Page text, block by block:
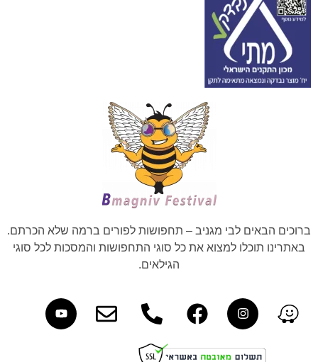
ברוכים הבאים לבי מגניב – תחפושות לפורים ברמה שלא הכרתם.
באתרינו תוכלו למצוא את כל סוגי התחפושות והמסכות לכל סוגי
הגילאים.